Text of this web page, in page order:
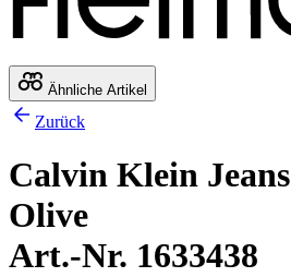
Ähnliche Artikel
Zurück
Calvin Klein
Olive
Art.-Nr. 1633438